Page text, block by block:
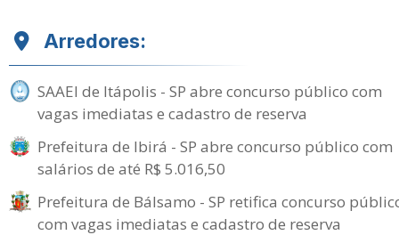
Arredores:
SAAEI de Itápolis - SP abre concurso público com
vagas imediatas e cadastro de reserva
Prefeitura de Ibirá - SP abre concurso público com
salários de até R$ 5.016,50
Prefeitura de Bálsamo - SP retifica concurso
com vagas imediatas e cadastro de reserva